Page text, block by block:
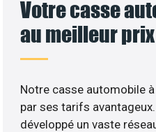
Votre casse
au meilleur prix
Notre casse automobile
par ses tarifs
développé un vaste